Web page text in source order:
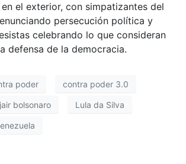
el exterior, con simpatizantes del
persecución política y
celebrando lo que consideran
defensa de la democracia.
poder contra poder 3.0
jair bolsonaro Lula da Silva